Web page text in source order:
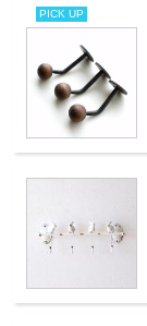
PICK UP